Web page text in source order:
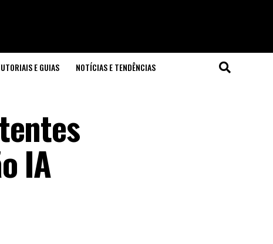
E GUIAS NOTÍCIAS E TENDÊNCIAS
IA